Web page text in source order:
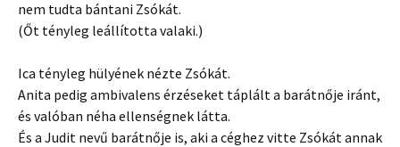
nem tudta bántani Zsókát.
(Őt tényleg leállította valaki.)
Ica tényleg hülyének nézte Zsókát.
Anita pedig ambivalens érzéseket táplált a barátnője iránt,
és valóban néha ellenségnek látta.
És a Judit nevű barátnője is, aki a céghez vitte Zsókát annak